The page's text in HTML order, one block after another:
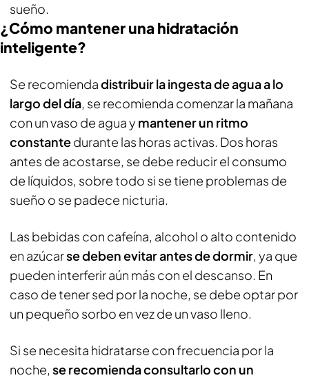
sueño.
¿Cómo mantener una hidratación
inteligente?
Se recomiendadistribuir la ingesta de agua a lo
largo del día, se recomienda comenzar la mañana
con un vaso de agua y mantener un ritmo
constantedurante las horas activas. Dos horas
antes de acostarse, se debe reducir el consumo
de líquidos, sobre todo si se tiene problemas de
sueño o se padece nicturia.
Las bebidas con cafeína, alcohol o alto contenido
en azúcarse deben evitar antes de dormir, ya que
pueden interferir aún más con el descanso. En
caso de tener sed por la noche, se debe optar por
un pequeño sorbo en vez de un vaso lleno.
Si se necesita hidratarse con frecuencia por la
noche, se recomienda consultarlo con un